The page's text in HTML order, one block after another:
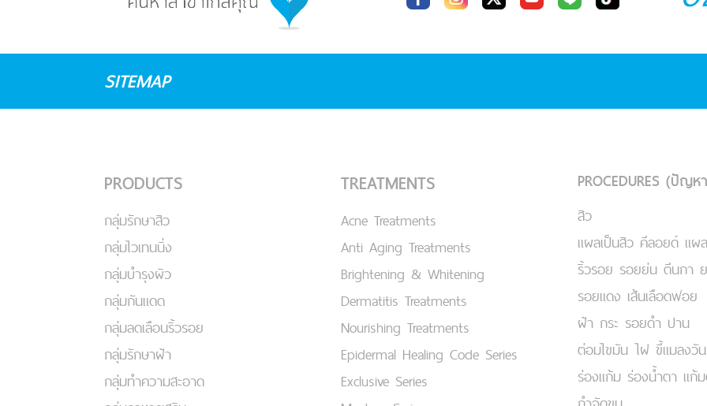
SITEMAP
PRODUCTS
กลุ่มรักษาสิว
กลุ่มไวเทนนิ่ง
กลุ่มบำรุงผิว
กลุ่มกันแดด
กลุ่มลดเลือนริ้วรอย
กลุ่มรักษาฝ้า
กลุ่มทำความสะอาด
TREATMENTS
Acne Treatments
Anti Aging Treatments
Brightening & Whitening
Dermatitis Treatments
Nourishing Treatments
Epidermal Healing Code Series
Exclusive Series
PROCEDURES (ปัญห
สิว
แผลเป็นสิว คีลอยด์ แผ
ริ้วรอย รอยย่น ตีนกา
รอยแดง เส้นเลือดฟอย
ฝ้า กระ รอยดำ ปาน
ต่อมไขมัน ไฝ ขี้แมลงวั
ร่องแก้ม ร่องน้ำตา แก้